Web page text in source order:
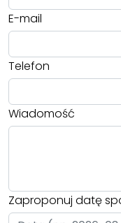
E-mail
Telefon
Wiadomość
Zaproponuj datę